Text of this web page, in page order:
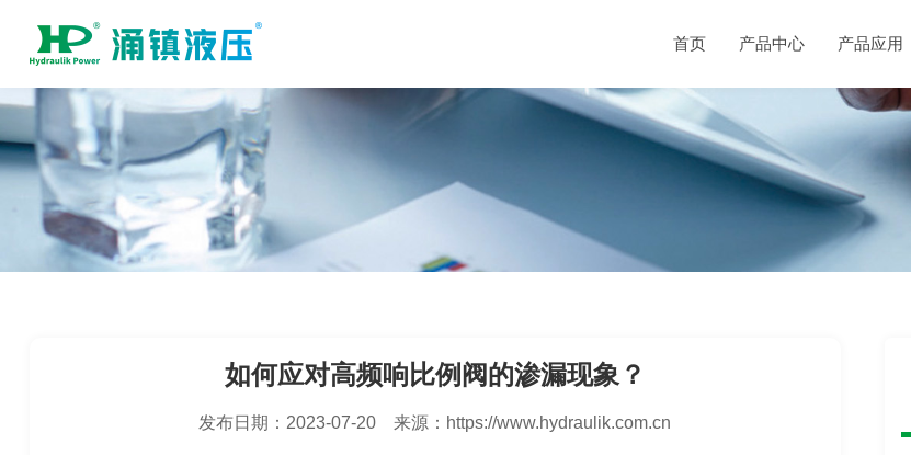
首页 产品中心 产品应用
如何应对高频响比例阀的渗漏现象？
发布日期： 2023-07-20 来源： https://www.hydraulik.com.cn